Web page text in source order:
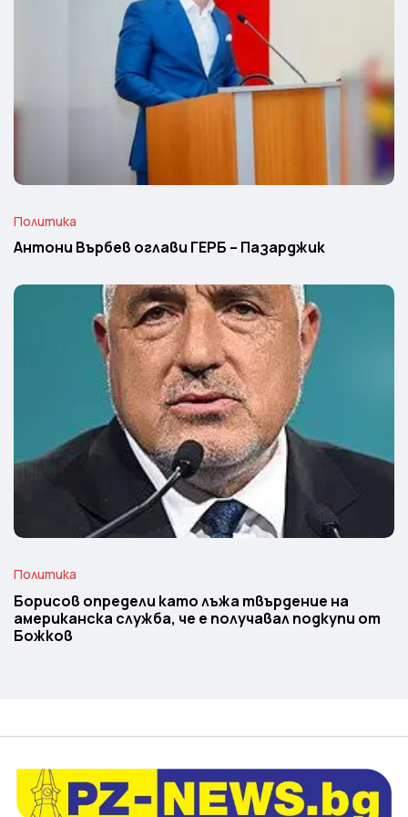
Политика
Антони Върбев оглави ГЕРБ – Пазарджик
Политика
Борисов определи като лъжа твърдение на
американска служба, че е получавал подкупи от
Божков